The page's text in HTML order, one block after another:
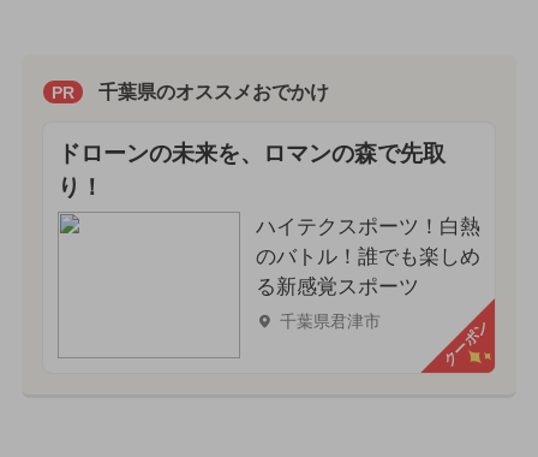
PR 千葉県のオススメおでかけ
ドローンの未来を、ロマンの森で先取
り！
ハイテクスポーツ！白熱
のバトル！誰でも楽しめ
る新感覚スポーツ
千葉県君津市 クーポン